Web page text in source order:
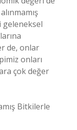
de, onlar
onları
çok değer
Bitkilerle